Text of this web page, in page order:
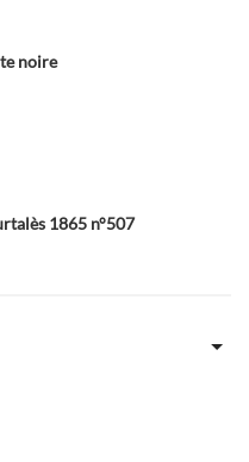
noire
1865 n°507